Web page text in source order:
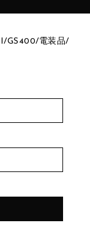
/GS400/電装品/